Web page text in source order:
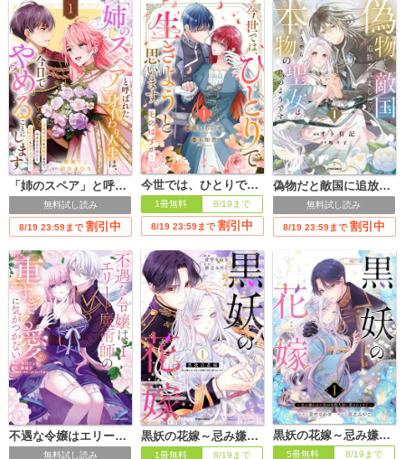
「姉のスペア」と呼ばれた身代わり人生は、今日でやめることにします～辺境で自由を満喫中なので、今さら真の聖女と言われても知りません！～【電子単行本版／特典おまけ付き】
無料試し読み
8/19 23:59まで 割引中
今世では、ひとりで生きようと思います。そのはずが…【電子単行本版】
1冊無料 8/19まで
8/19 23:59まで 割引中
偽物だと敵国に追放されましたが、どうやら本物の聖女は私のようです。【単行本版】
無料試し読み
8/19 23:59まで 割引中
不遇な令嬢はエリート魔術師の重すぎる愛に気がつかない【単行本版】
無料試し読み
黒妖の花嫁～忌み嫌われた私が冷酷大尉に愛されるまで～【単行本版】
1冊無料 8/19まで
黒妖の花嫁～忌み嫌われた私が冷酷大尉に愛されるまで～
5冊無料 8/19まで